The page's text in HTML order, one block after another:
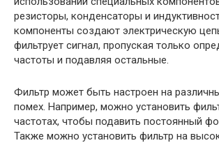
резисторы, конденсаторы и
компоненты создают электрическую
фильтрует сигнал, пропуская только
частоты и подавляя остальные.
Фильтр может быть настроен на
помех. Например, можно установить
частотах, чтобы подавить постоянный
Также можно установить фильтр на